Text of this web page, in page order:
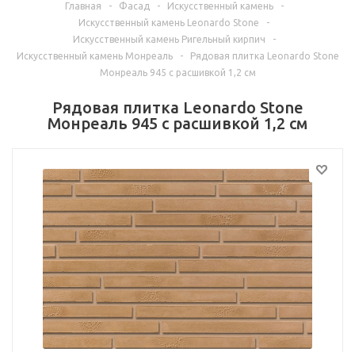
Главная - Фасад - Искусственный камень
-
Искусственный камень Leonardo Stone
-
Искусственный камень Ригельный кирпич
-
Искусственный камень Монреаль
-
Рядовая плитка Leonardo Stone
Монреаль 945 с расшивкой 1,2 см
Рядовая плитка Leonardo Stone
Монреаль 945 с расшивкой 1,2 см